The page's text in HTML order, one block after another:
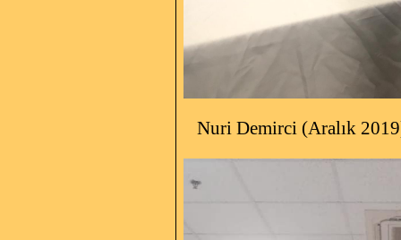
Nuri Demirci (Aralık